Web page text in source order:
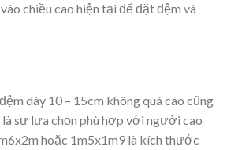
chiều cao hiện tại để đặt đệm và
dày 10 – 15cm không quá cao cũng
là sự lựa chọn phù hợp với người cao
hoặc 1m5x1m9 là kích thước